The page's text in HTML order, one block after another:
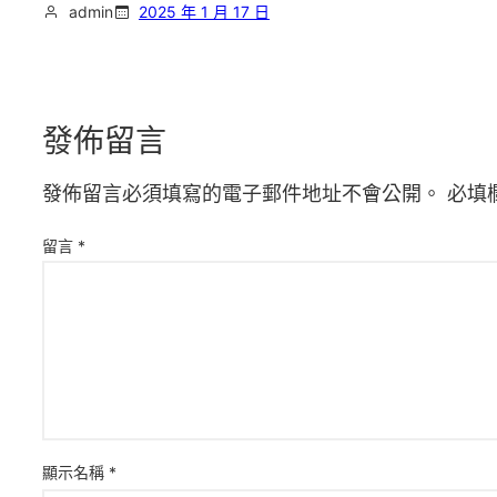
admin 2025 年 1 月 17 日
發佈留言
發佈留言必須填寫的電子郵件地址不會公開。 必填
留言 *
顯示名稱 *